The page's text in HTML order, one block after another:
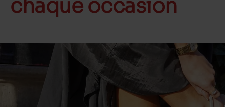
chaque occasion